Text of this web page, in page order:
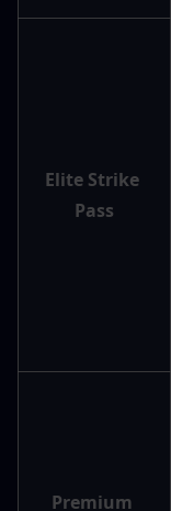
Elite Strike
Pass
Premium